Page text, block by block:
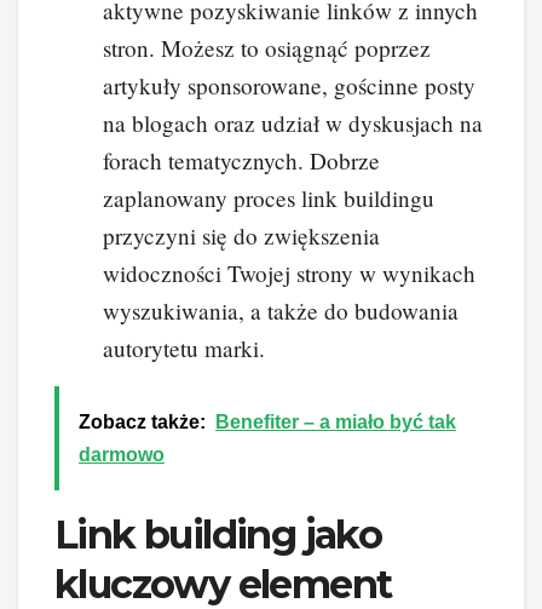
aktywne pozyskiwanie linków z innych
stron. Możesz to osiągnąć poprzez
artykuły sponsorowane, gościnne posty
na blogach oraz udział w dyskusjach na
forach tematycznych. Dobrze
zaplanowany proces link buildingu
przyczyni się do zwiększenia
widoczności Twojej strony w wynikach
wyszukiwania, a także do budowania
autorytetu marki.
Zobacz także:
Benefiter – a miało być tak
darmowo
Link building jako
kluczowy element